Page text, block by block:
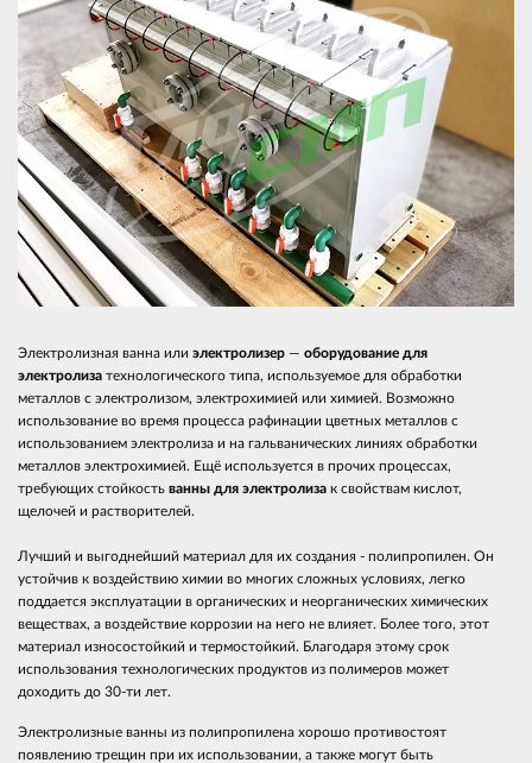
Электролизная ванна или электролизер — оборудование для
электролиза технологического типа, используемое для обработки
металлов с электролизом, электрохимией или химией. Возможно
использование во время процесса рафинации цветных металлов с
использованием электролиза и на гальванических линиях обработки
металлов электрохимией. Ещё используется в прочих процессах,
требующих стойкость ванны для электролиза к свойствам кислот,
щелочей и растворителей.
Лучший и выгоднейший материал для их создания - полипропилен. Он
устойчив к воздействию химии во многих сложных условиях, легко
поддается эксплуатации в органических и неорганических химических
веществах, а воздействие коррозии на него не влияет. Более того, этот
материал износостойкий и термостойкий. Благодаря этому срок
использования технологических продуктов из полимеров может
доходить до 30-ти лет.
Электролизные ванны из полипропилена хорошо противостоят
появлению трещин при их использовании, а также могут быть